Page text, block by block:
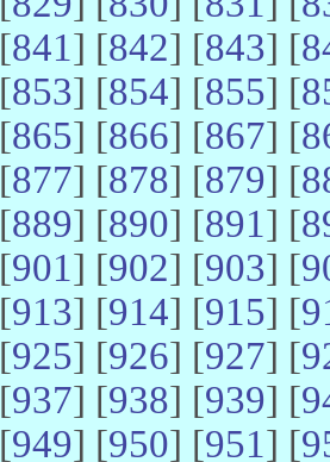
841] [842] [843] [
853] [854] [855] [
865] [866] [867] [
877] [878] [879] [
889] [890] [891] [
901] [902] [903] [
913] [914] [915] [
925] [926] [927] [
937] [938] [939] [
949] [950] [951] [